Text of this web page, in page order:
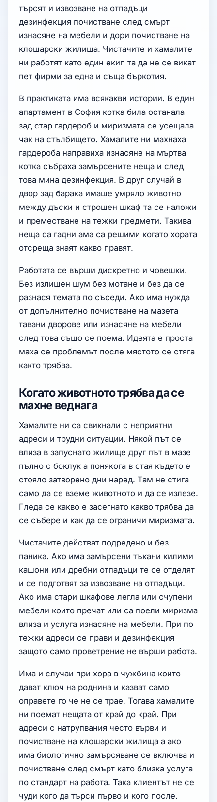
търсят и извозване на отпадъци
дезинфекция почистване след смърт
изнасяне на мебели и дори почистване на
клошарски жилища. Чистачите и хамалите
ни работят като един екип та да не се викат
пет фирми за една и съща бъркотия.
В практиката има всякакви истории. В един
апартамент в София котка била останала
зад стар гардероб и миризмата се усещала
чак на стълбището. Хамалите ни махнаха
гардероба направиха изнасяне на мъртва
котка събраха замърсените неща и след
това мина дезинфекция. В друг случай в
двор зад барака имаше умряло животно
между дъски и строшен шкаф та се наложи
и преместване на тежки предмети. Такива
неща са гадни ама са решими когато хората
отсреща знаят какво правят.
Работата се върши дискретно и човешки.
Без излишен шум без мотане и без да се
разнася темата по съседи. Ако има нужда
от допълнително почистване на мазета
тавани дворове или изнасяне на мебели
след това също се поема. Идеята е проста
маха се проблемът после мястото се стяга
както трябва.
Когато животното трябва да се
махне веднага
Хамалите ни са свикнали с неприятни
адреси и трудни ситуации. Някой път се
влиза в запуснато жилище друг път в мазе
пълно с боклук а понякога в стая където е
стояло затворено дни наред. Там не стига
само да се вземе животното и да се излезе.
Гледа се какво е засегнато какво трябва да
се събере и как да се ограничи миризмата.
Чистачите действат подредено и без
паника. Ако има замърсени тъкани килими
кашони или дребни отпадъци те се отделят
и се подготвят за извозване на отпадъци.
Ако има стари шкафове легла или счупени
мебели които пречат или са поели миризма
влиза и услуга изнасяне на мебели. При по
тежки адреси се прави и дезинфекция
защото само проветрение не върши работа.
Има и случаи при хора в чужбина които
дават ключ на роднина и казват само
оправете го че не се трае. Тогава хамалите
ни поемат нещата от край до край. При
адреси с натрупвания често върви и
почистване на клошарски жилища а ако
има биологично замърсяване се включва и
почистване след смърт като близка услуга
по стандарт на работа. Така клиентът не се
чуди кого да търси първо и кого после.